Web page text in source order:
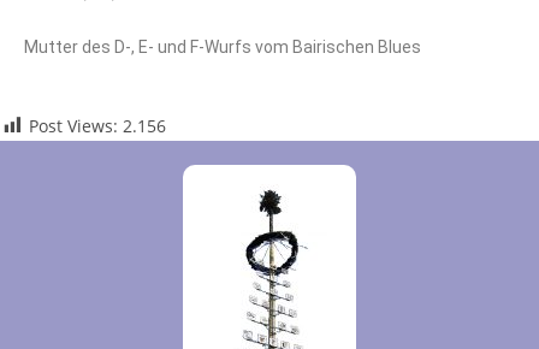
Mutter des D-, E- und F-Wurfs vom Bairischen Blues
Post Views: 2.156